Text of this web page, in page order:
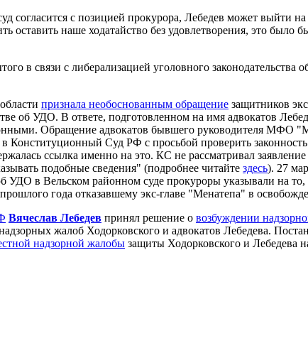
согласится с позицией прокурора, Лебедев может выйти
оставить наше ходатайство без удовлетворения, это
в связи с либерализацией уголовного
признала необоснованным обращение защитников
об УДО. В ответе, подготовленном на имя адвокатов
Обращение адвокатов бывшего руководителя МФО
Конституционный Суд РФ с просьбой проверить
ссылка именно на это. КС не рассматривал
подобные сведения" (подробнее читайте здесь). 27
УДО в Вельском районном суде прокуроры указывали на
года отказавшему экс-главе "Менатепа" в
Вячеслав Лебедев принял решение о возбуждении
жалоб Ходорковского и адвокатов Лебедева.
надзорной жалобы защиты Ходорковского и Лебедева